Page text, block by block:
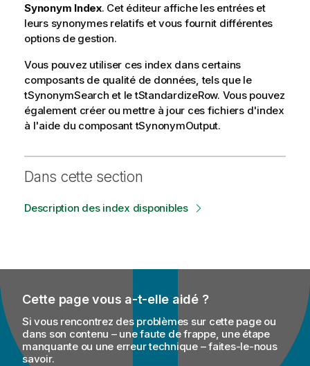
Synonym Index. Cet éditeur affiche les entrées et
leurs synonymes relatifs et vous fournit différentes
options de gestion.
Vous pouvez utiliser ces index dans certains
composants de qualité de données, tels que le
tSynonymSearch et letStandardizeRow. Vous pouvez
également créer ou mettre à jour ces fichiers d'index
à l'aide du composanttSynonymOutput.
Dans cette section
Description des index disponibles
Cette page vous a-t-elle aidé ?
Si vous rencontrez des problèmes sur cette page ou
dans son contenu – une faute de frappe, une étape
manquante ou une erreur technique – faites-le-nous
savoir.